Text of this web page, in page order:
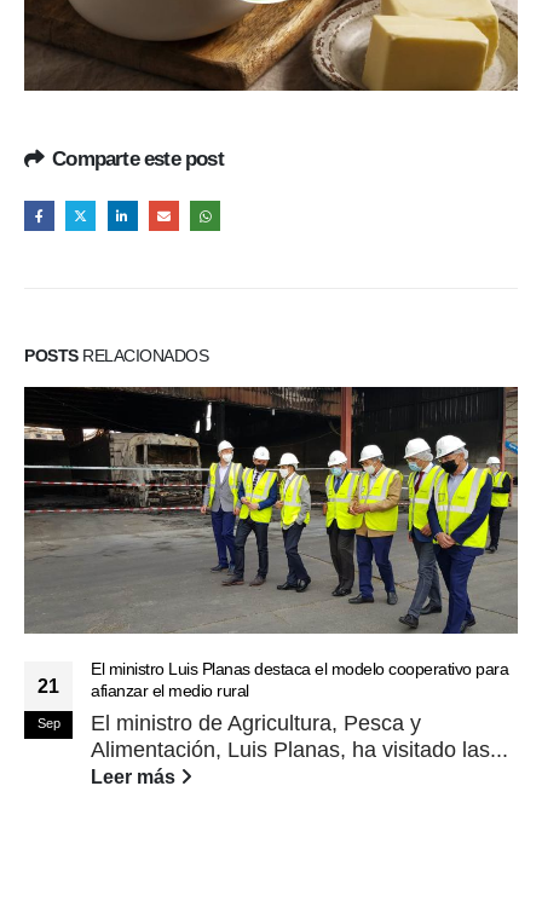
Comparte este post
POSTSRELACIONADOS
21
Sep
El ministro Luis Planas destaca el modelo cooperativo para
afianzar el medio rural
El ministro de Agricultura, Pesca y
Alimentación, Luis Planas, ha visitado las...
Leer más